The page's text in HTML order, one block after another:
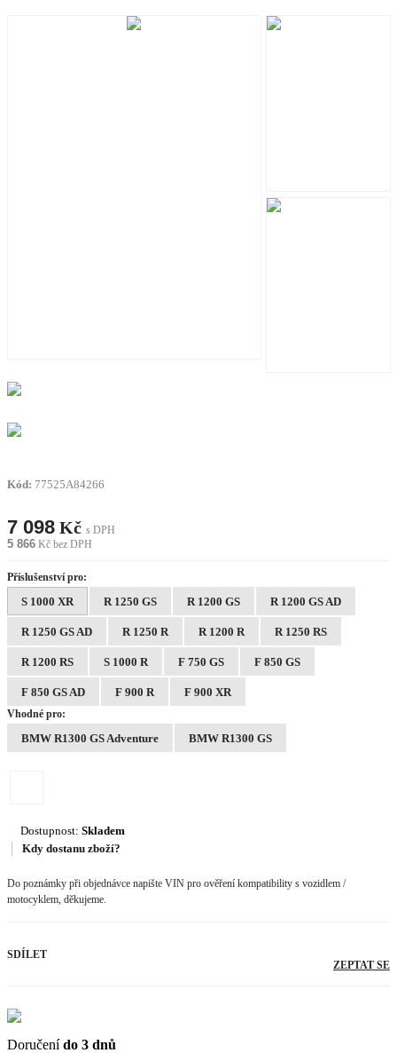
Kód: 77525A84266
7 098 Kč s DPH
5 866 Kč bez DPH
Příslušenství pro:
S 1000 XR R 1250 GS R 1200 GS R 1200 GS AD
R 1250 GS AD R 1250 R R 1200 R R 1250 RS
R 1200 RS S 1000 R F 750 GS F 850 GS
F 850 GS AD F 900 R F 900 XR
Vhodné pro:
BMW R1300 GS Adventure BMW R1300 GS
Dostupnost: Skladem
Kdy dostanu zboží?
Do poznámky při objednávce napište VIN pro ověření kompatibility s vozidlem /
motocyklem, děkujeme.
SDÍLET
ZEPTAT SE
Doručení do 3 dnů